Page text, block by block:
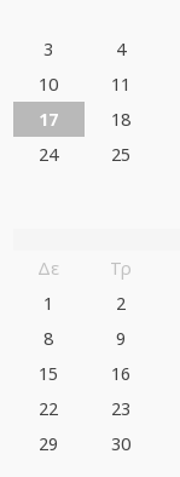
3
4
10
11
17
18
24
25
Δε Τρ
1
2
8
9
15
16
22
23
29
30